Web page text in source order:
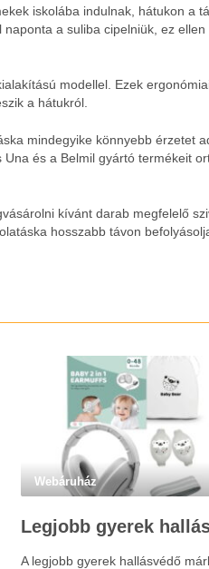
iskolába indulnak, hátukon a
a suliba cipelniük, ez
modellel. Ezek
a hátukról.
mindegyike könnyebb érzetet
és a Belmil gyártó termékeit
kívánt darab megfelelő
hosszabb távon
Webáruház
A legjobb gyerek hallásvédő